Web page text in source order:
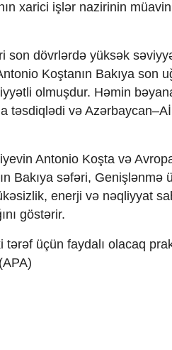
xarici işlər nazirinin
son dövrlərdə yüksək
Koştanın Bakıya
olmuşdur. Həmin
təsdiqlədi və
Antonio Koşta və
Bakıya səfəri,
enerji və nəqliyyat
göstərir.
üçün faydalı olacaq